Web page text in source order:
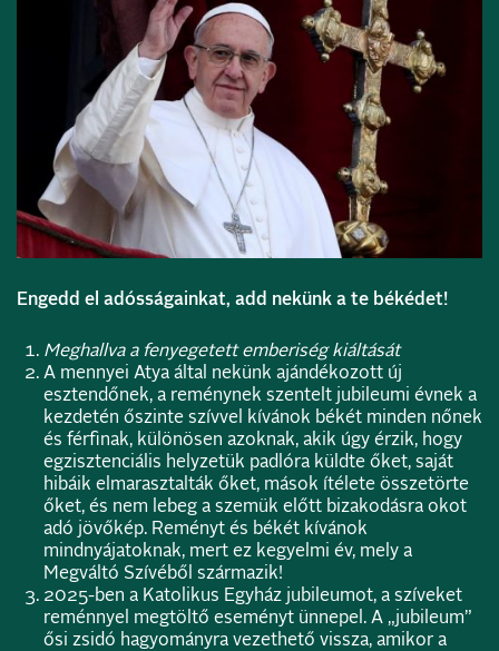
Engedd el adósságainkat, add nekünk a te békédet!
Meghallva a fenyegetett emberiség kiáltását
A mennyei Atya által nekünk ajándékozott új
esztendőnek, a reménynek szentelt jubileumi évnek a
kezdetén őszinte szívvel kívánok békét minden nőnek
és férfinak, különösen azoknak, akik úgy érzik, hogy
egzisztenciális helyzetük padlóra küldte őket, saját
hibáik elmarasztalták őket, mások ítélete összetörte
őket, és nem lebeg a szemük előtt bizakodásra okot
adó jövőkép. Reményt és békét kívánok
mindnyájatoknak, mert ez kegyelmi év, mely a
Megváltó Szívéből származik!
2025-ben a Katolikus Egyház jubileumot, a szíveket
reménnyel megtöltő eseményt ünnepel. A „jubileum”
ősi zsidó hagyományra vezethető vissza, amikor a